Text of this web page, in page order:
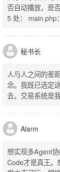
Alarm
关于音乐插件的
否自动播放，是
5 处： main.php： - 读取 autoplay / shuffle
一行两个复选框
放），带配套 CSS track.php： -
playlist = [...] 后
autoplay 从后端
- shuffle 后台开
秘书长
人与人之间的差
念。我既已选定
去。交易系统是
唯有目标，不可
Alarm